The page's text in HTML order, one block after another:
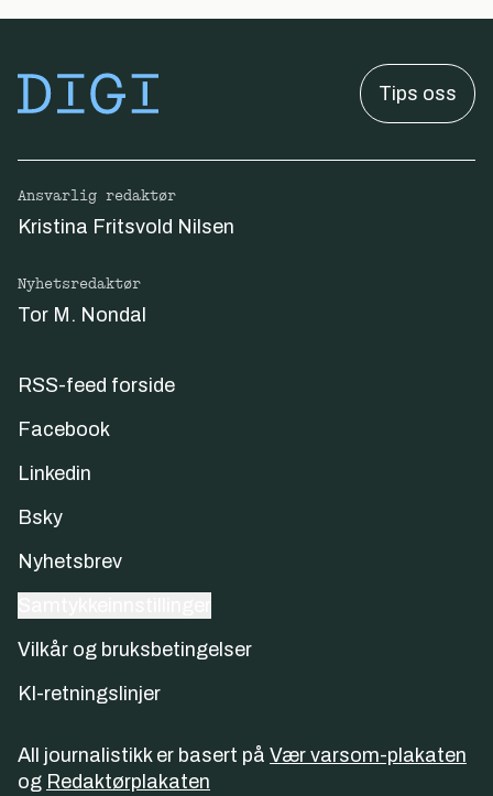
Tips oss
Ansvarlig redaktør
Kristina Fritsvold Nilsen
Nyhetsredaktør
Tor M. Nondal
RSS-feed forside
Facebook
Linkedin
Bsky
Nyhetsbrev
Vilkår og bruksbetingelser
KI-retningslinjer
All journalistikk er basert på Vær varsom-plakaten
og Redaktørplakaten